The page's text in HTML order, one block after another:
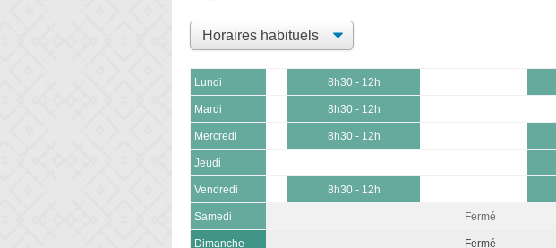
Lundi 8h30 - 12h
Mardi 8h30 - 12h
Mercredi 8h30 - 12h
Jeudi
Vendredi 8h30 - 12h
Samedi Fermé
Dimanche Fermé